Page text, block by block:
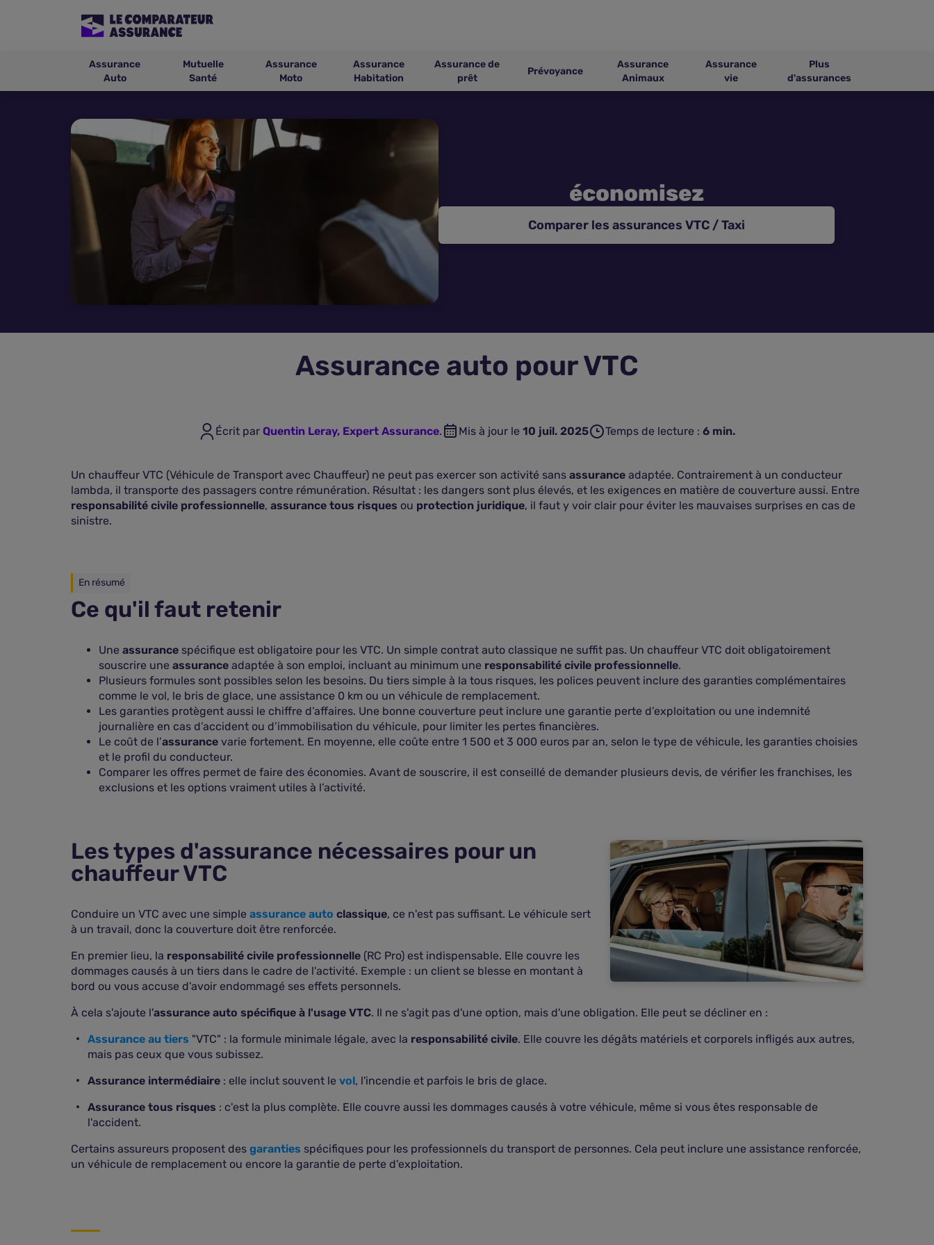
Assurance
Auto
Mutuelle
Santé
Assurance
Moto
Assurance
Habitation
Assurance de
prêt
Prévoyance
Assurance
Animaux
Assurance
vie
Plus
d'assurances
économisez
Comparer les assurances VTC / Taxi
Assurance auto pour VTC
Écrit par Quentin Leray, Expert Assurance. Mis à jour le 10 juil. 2025 Temps de lecture : 6 min.
Un chauffeur VTC (Véhicule de Transport avec Chauffeur) ne peut pas exercer son activité sans assurance adaptée. Contrairement à un conducteur
lambda, il transporte des passagers contre rémunération. Résultat : les dangers sont plus élevés, et les exigences en matière de couverture aussi. Entre
responsabilité civile professionnelle, assurance tous risques ou protection juridique, il faut y voir clair pour éviter les mauvaises surprises en cas de
sinistre.
En résumé
Ce qu'il faut retenir
Une assurance spécifique est obligatoire pour les VTC. Un simple contrat auto classique ne suffit pas. Un chauffeur VTC doit obligatoirement
souscrire une assurance adaptée à son emploi, incluant au minimum une responsabilité civile professionnelle.
Plusieurs formules sont possibles selon les besoins. Du tiers simple à la tous risques, les polices peuvent inclure des garanties complémentaires
comme le vol, le bris de glace, une assistance 0 km ou un véhicule de remplacement.
Les garanties protègent aussi le chiffre d’affaires. Une bonne couverture peut inclure une garantie perte d’exploitation ou une indemnité
journalière en cas d’accident ou d’immobilisation du véhicule, pour limiter les pertes financières.
Le coût de l’assurance varie fortement. En moyenne, elle coûte entre 1 500 et 3 000 euros par an, selon le type de véhicule, les garanties choisies
et le profil du conducteur.
Comparer les offres permet de faire des économies. Avant de souscrire, il est conseillé de demander plusieurs devis, de vérifier les franchises, les
exclusions et les options vraiment utiles à l’activité.
Les types d'assurance nécessaires pour un
chauffeur VTC
Conduire un VTC avec une simple assurance auto classique, ce n'est pas suffisant. Le véhicule sert
à un travail, donc la couverture doit être renforcée.
En premier lieu, la responsabilité civile professionnelle (RC Pro) est indispensable. Elle couvre les
dommages causés à un tiers dans le cadre de l'activité. Exemple : un client se blesse en montant à
bord ou vous accuse d'avoir endommagé ses effets personnels.
À cela s'ajoute l'assurance auto spécifique à l'usage VTC. Il ne s'agit pas d'une option, mais d'une obligation. Elle peut se décliner en :
Assurance au tiers "VTC" : la formule minimale légale, avec la responsabilité civile. Elle couvre les dégâts matériels et corporels infligés aux autres,
mais pas ceux que vous subissez.
Assurance intermédiaire : elle inclut souvent le vol, l'incendie et parfois le bris de glace.
Assurance tous risques : c'est la plus complète. Elle couvre aussi les dommages causés à votre véhicule, même si vous êtes responsable de
l'accident.
Certains assureurs proposent des garanties spécifiques pour les professionnels du transport de personnes. Cela peut inclure une assistance renforcée,
un véhicule de remplacement ou encore la garantie de perte d'exploitation.